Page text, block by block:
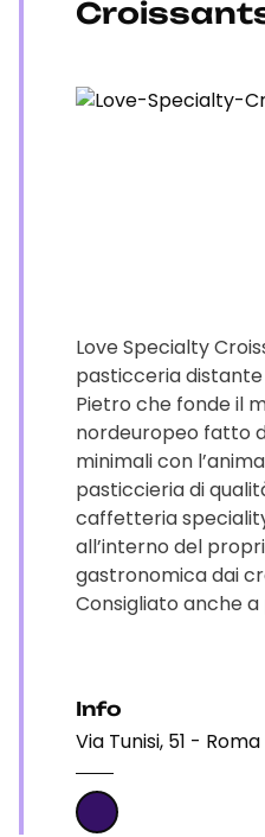
Love Specialty
pasticceria
Pietro che fonde il
nordeuropeo fatto
minimali con
pasticcieria di
caffetteria
all’interno del
gastronomica dai
Consigliato anche a
Info
Via Tunisi, 51 -